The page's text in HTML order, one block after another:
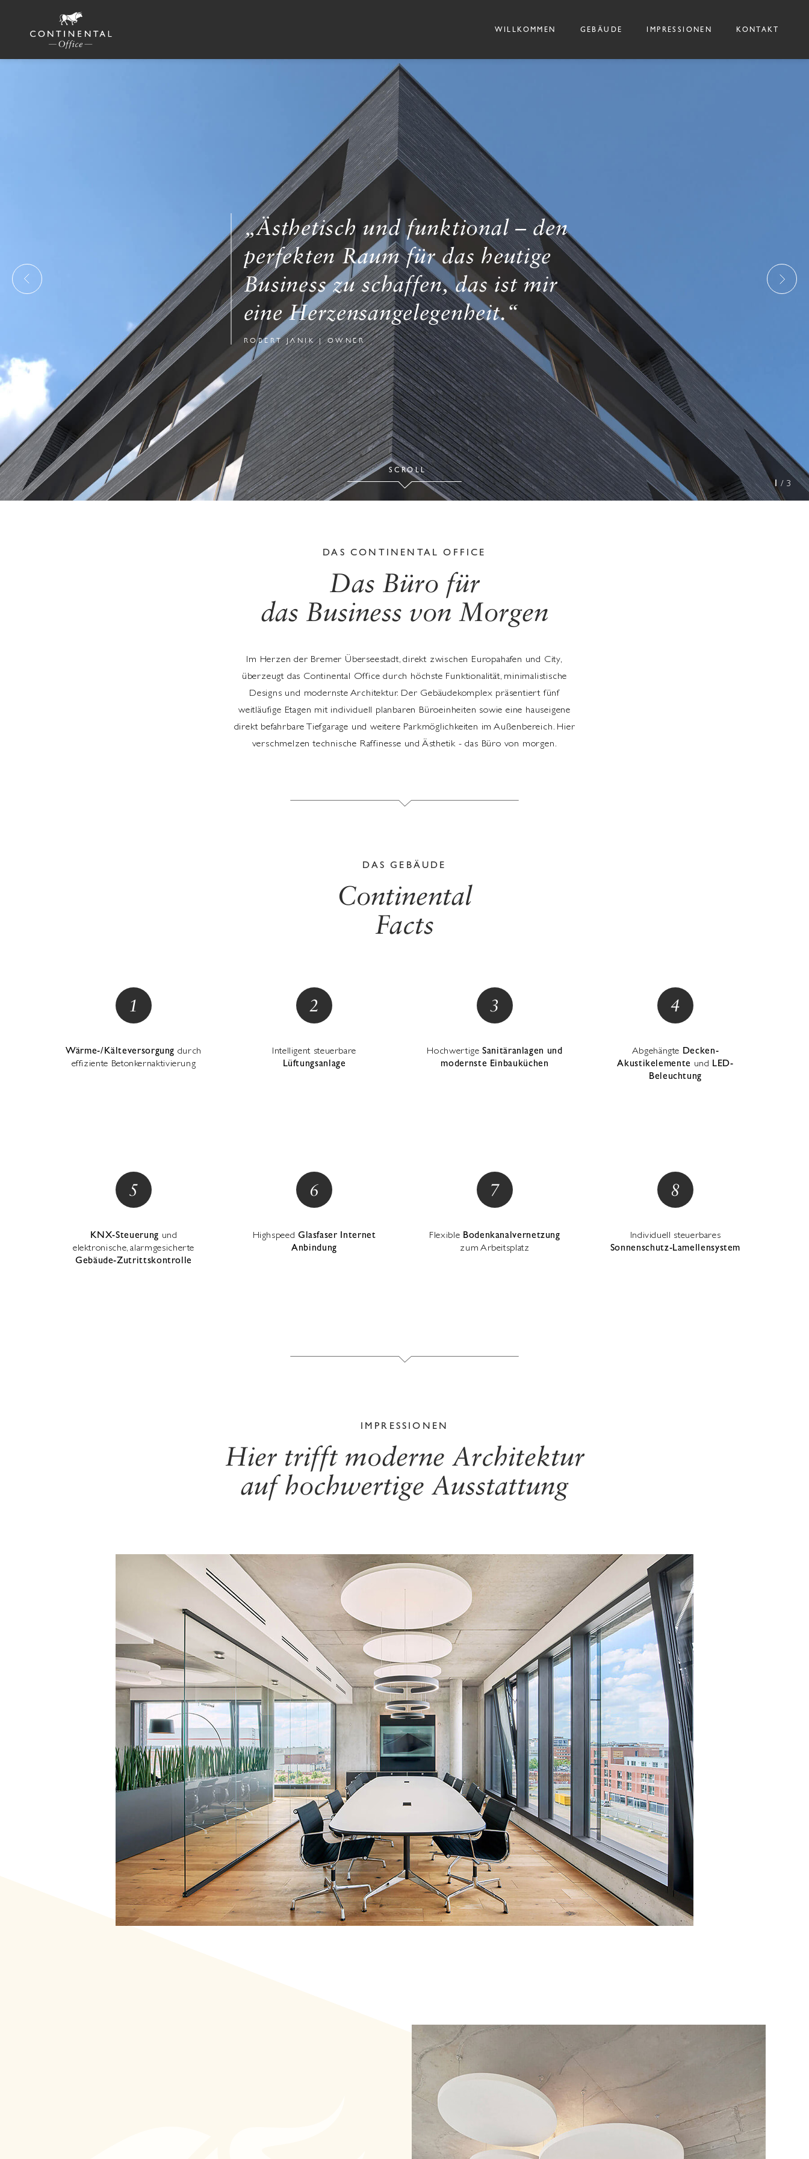
WILLKOMMEN GEBÄUDE IMPRESSIONEN KONTAKT
„Ästhetisch und funktional – den
perfekten Raum für das heutige
Business zu schaffen, das ist mir
eine Herzensangelegenheit.“
ROBERT JANIK | OWNER
SCROLL
1 / 3
DAS CONTINENTAL OFFICE
Das Büro für
das Business von Morgen
Im Herzen der Bremer Überseestadt, direkt zwischen Europahafen und City,
überzeugt das Continental Office durch höchste Funktionalität, minimalistische
Designs und modernste Architektur. Der Gebäudekomplex präsentiert fünf
weitläufige Etagen mit individuell planbaren Büroeinheiten sowie eine hauseigene
direkt befahrbare Tiefgarage und weitere Parkmöglichkeiten im Außenbereich. Hier
verschmelzen technische Raffinesse und Ästhetik - das Büro von morgen.
DAS GEBÄUDE
Continental
Facts
Wärme-/Kälteversorgung durch
effiziente Betonkernaktivierung
Intelligent steuerbare
Lüftungsanlage
HochwertigeSanitäranlagen und
modernste Einbauküchen
Abgehängte Decken-
Akustikelemente und LED-
Beleuchtung
KNX-Steuerung und
elektronische, alarmgesicherte
Gebäude-Zutrittskontrolle
Highspeed Glasfaser Internet
Anbindung
Flexible Bodenkanalvernetzung
zum Arbeitsplatz
Individuell steuerbares
Sonnenschutz-Lamellensystem
IMPRESSIONEN
Hier trifft moderne Architektur
auf hochwertige Ausstattung